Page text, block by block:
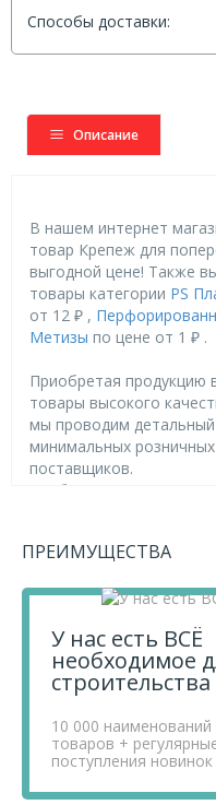
Способы доставки:
Описание
В нашем интернет
товар Крепеж для
выгодной цене! Также
товары категории PS
от 12 ₽ ,
Метизы по цене от 1 ₽ .
Приобретая продукцию
товары высокого
мы проводим
минимальных
поставщиков.
Чтобы купить товар
Если у вас остались
сайте.
ПРЕИМУЩЕСТВА
У нас есть ВСЁ
необходимое
строительства
10 000 наименований
товаров +
поступления новинок